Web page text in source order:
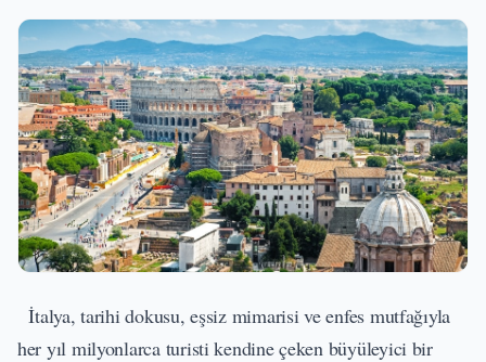
İtalya, tarihi dokusu, eşsiz mimarisi ve enfes mutfağıyla
her yıl milyonlarca turisti kendine çeken büyüleyici bir